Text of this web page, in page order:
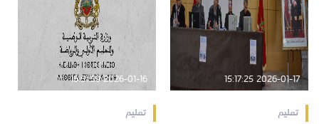
2026-01-17 15:17:25
تعليم
2026-01-16 16:51:59
تعليم